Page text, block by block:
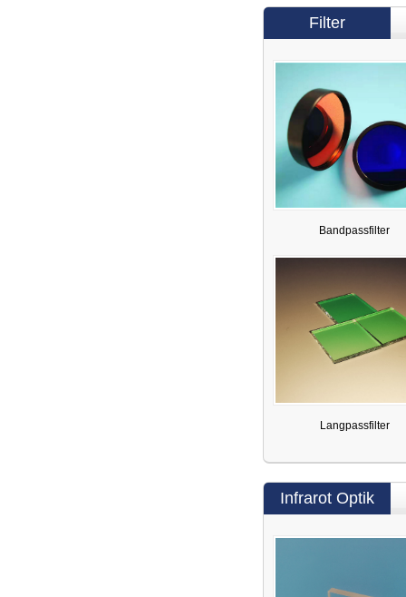
Filter
Bandpassfilter
Langpassfilter
Infrarot Optik